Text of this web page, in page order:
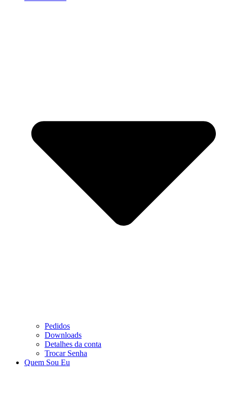
Pedidos
Downloads
Detalhes da conta
Trocar Senha
Quem Sou Eu